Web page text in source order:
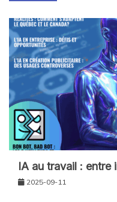
IA au travail :
2025-09-11